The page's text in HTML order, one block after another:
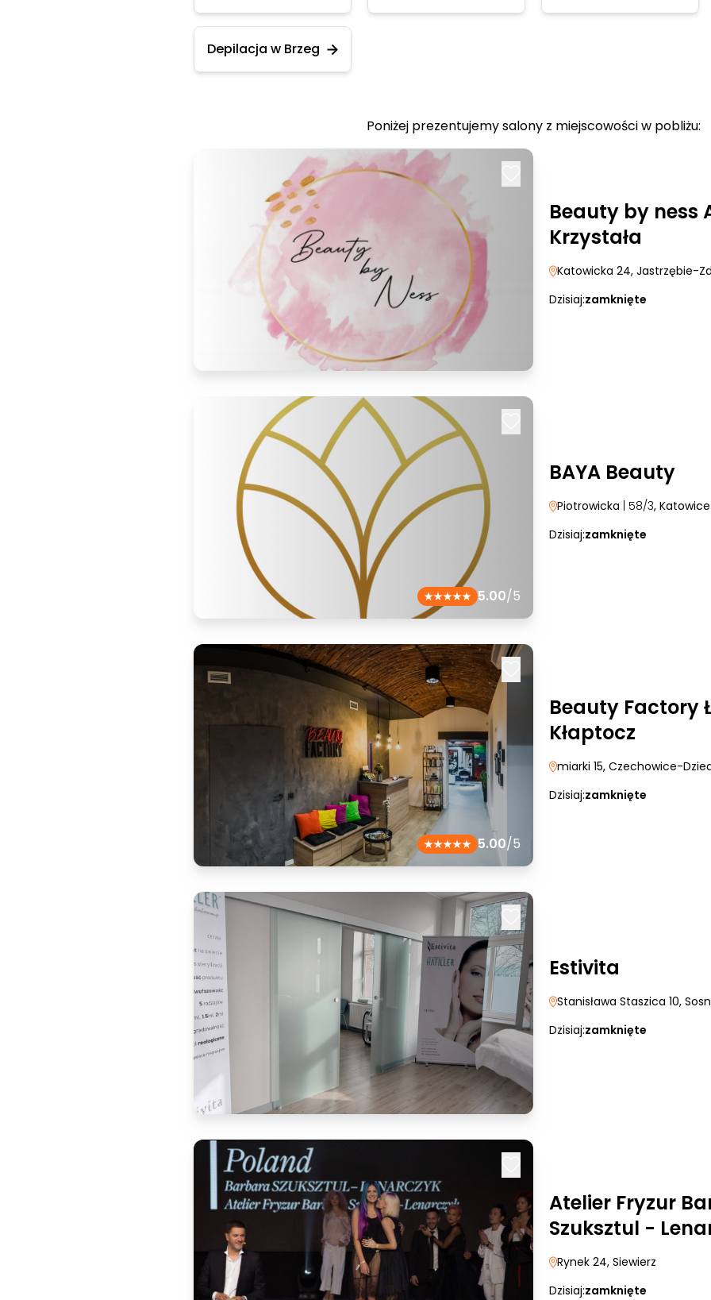
Depilacja w Brzeg
Poniżej prezentujemy salony z miejscowości w pobliżu:
Beauty by ness
Krzystała
Katowicka 24, Jastrzębie-
Dzisiaj:zamknięte
5.00/5
BAYA Beauty
Piotrowicka | 58/3, Katowice
Dzisiaj:zamknięte
5.00/5
Beauty Factory
Kłaptocz
miarki 15, Czechowice-
Dzisiaj:zamknięte
Estivita
Stanisława Staszica 10,
Dzisiaj:zamknięte
Atelier Fryzur
Szuksztul -
Rynek 24, Siewierz
Dzisiaj:zamknięte